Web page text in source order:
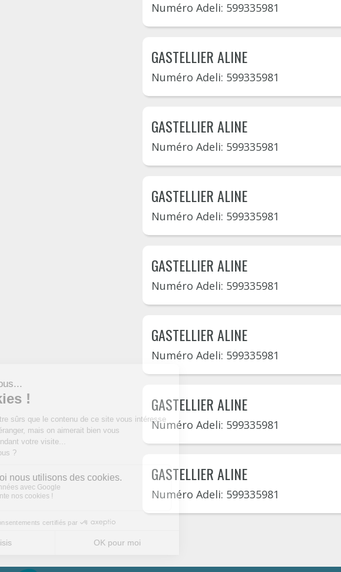
Numéro Adeli: 599335981
GASTELLIER ALINE
Numéro Adeli: 599335981
GASTELLIER ALINE
Numéro Adeli: 599335981
GASTELLIER ALINE
Numéro Adeli: 599335981
GASTELLIER ALINE
Numéro Adeli: 599335981
GASTELLIER ALINE
Numéro Adeli: 599335981
GASTELLIER ALINE
Numéro Adeli: 599335981
GASTELLIER ALINE
Numéro Adeli: 599335981